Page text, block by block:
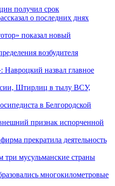
получил срок
о последних днях
показал новый
возбудителя
Навроцкий назвал главное
Штирлиц в тылу ВСУ,
в Белгородской
признак испорченной
прекратила деятельность
три мусульманские страны
многокилометровые